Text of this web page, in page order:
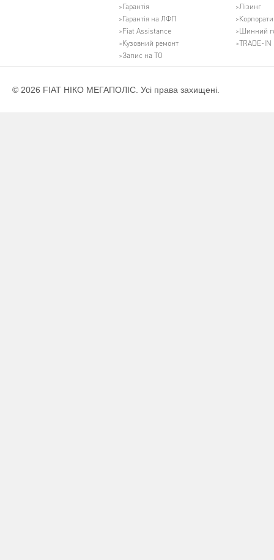
Гарантія
Гарантія на ЛФП
Fiat Assistance
Кузовний ремонт
Запис на ТО
Лізинг
Шинний
TRADE-IN
© 2026 FIAT НІКО МЕГАПОЛІС. Усі права захищені.